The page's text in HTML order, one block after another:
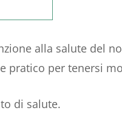
alla salute del
pratico per tenersi
di salute.